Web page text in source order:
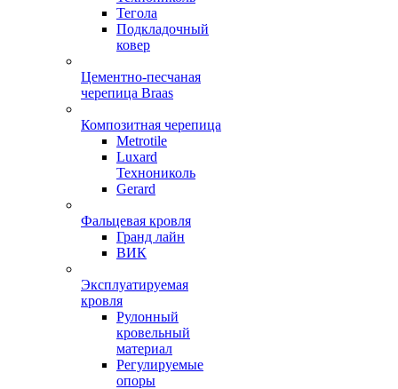
Тегола
Подкладочный
ковер
Цементно-песчаная
черепица Braas
Композитная черепица
Metrotile
Luxard
Технониколь
Gerard
Фальцевая кровля
Гранд лайн
ВИК
Эксплуатируемая
кровля
Рулонный
кровельный
материал
Регулируемые
опоры